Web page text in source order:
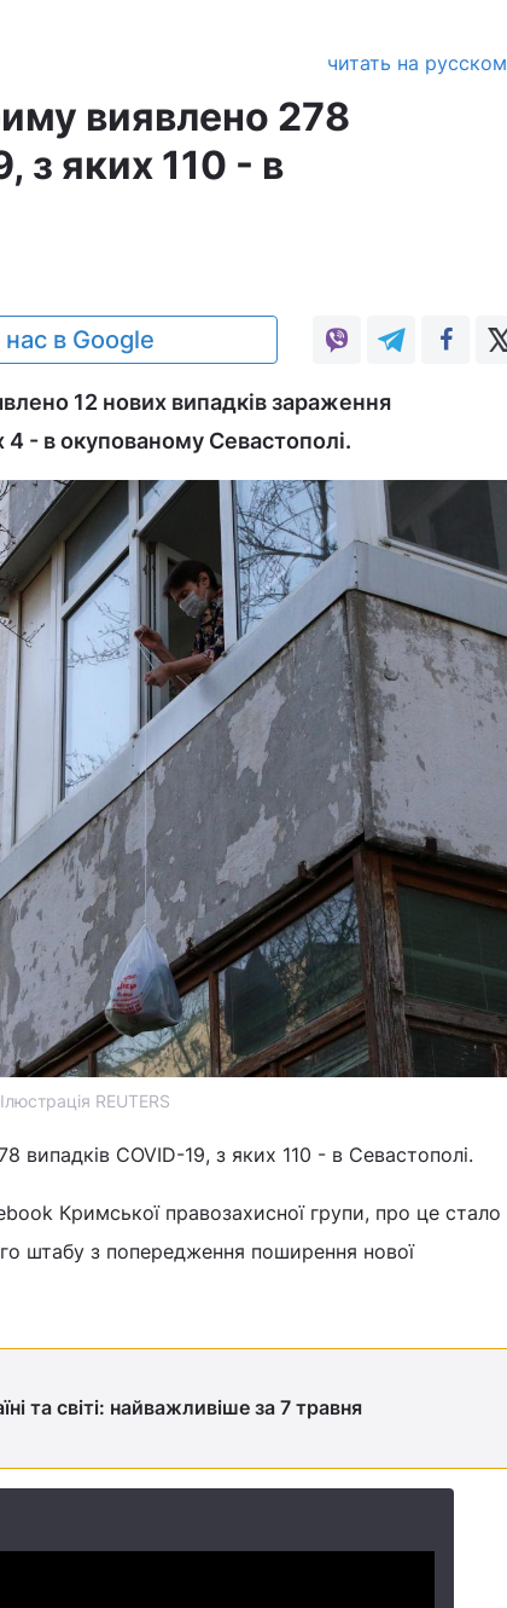
читать на русском
виявлено 278
з яких 110 - в
в Google
12 нових випадків зараження
4 - в окупованому Севастополі.
Ілюстрація REUTERS
випадків COVID-19, з яких 110 - в Севастополі.
Кримської правозахисної групи, про це стало
штабу з попередження поширення нової
та світі: найважливіше за 7 травня